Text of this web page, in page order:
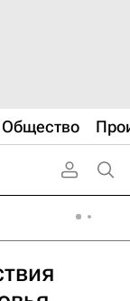
Общество